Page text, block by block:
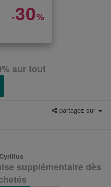
-30%
sur tout
partagez sur
supplémentaire dès